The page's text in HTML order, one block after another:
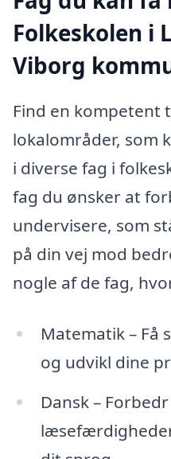
Folkeskolen i
Viborg
Find en kompetent
lokalområder, som
i diverse fag i
fag du ønsker at
undervisere, som
på din vej mod
nogle af de fag,
Matematik – Få
og udvikl dine
Dansk –